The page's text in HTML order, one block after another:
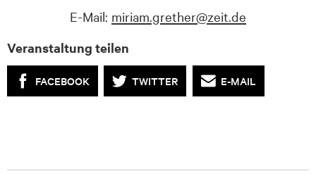
E-Mail: miriam.grether@zeit.de
Veranstaltung teilen
FACEBOOK TWITTER E-MAIL